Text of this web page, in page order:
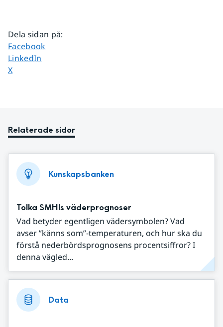
Dela sidan på:
Dela sidan på
Facebook
Dela sidan på
LinkedIn
Dela sidan på
X
Relaterade sidor
Kunskapsbanken
Tolka SMHIs väderprognoser
Vad betyder egentligen vädersymbolen? Vad
avser ”känns som”-temperaturen, och hur ska du
förstå nederbördsprognosens procentsiffror? I
denna vägled...
Data